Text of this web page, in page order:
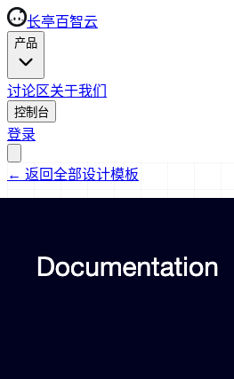
长亭百智云
产品
讨论区关于我们
控制台
登录
← 返回全部设计模板